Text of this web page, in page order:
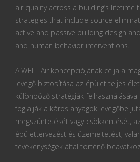
air quality across a building’s lifetime
strategies that include source
active and passive building design
and human behavior interventions.
A WELL Air koncepciójának célja a
levegő biztosítása az épület teljes
különböző stratégiák
foglalják a káros anyagok levegőbe
megszüntetését vagy csökkentését,
épülettervezést és üzemeltetést,
tevékenységek által történő